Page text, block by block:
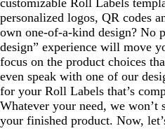
customizable Roll Labels
personalized logos, QR codes
own one-of-a-kind design? No
design” experience will move
focus on the product choices
even speak with one of our
for your Roll Labels that’s
Whatever your need, we won’t
your finished product. Now,